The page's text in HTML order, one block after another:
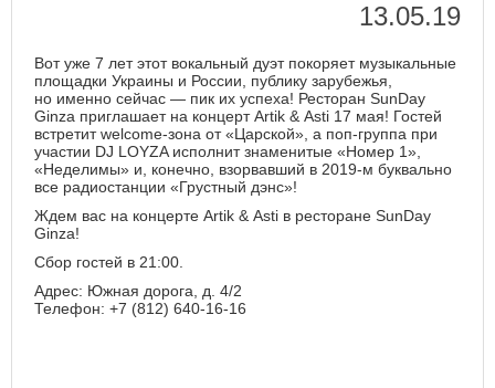
13.05.19
Вот уже 7 лет этот вокальный дуэт покоряет музыкальные
площадки Украины и России, публику зарубежья,
но именно сейчас — пик их успеха! Ресторан SunDay
Ginza приглашает на концерт Artik & Asti 17 мая! Гостей
встретит welcome-зона от «Царской», а поп-группа при
участии DJ LOYZA исполнит знаменитые «Номер 1»,
«Неделимы» и, конечно, взорвавший в 2019-м буквально
все радиостанции «Грустный дэнс»!
Ждем вас на концерте Artik & Asti в ресторане SunDay
Ginza!
Сбор гостей в 21:00.
Адрес: Южная дорога, д. 4/2
Телефон: +7 (812) 640-16-16